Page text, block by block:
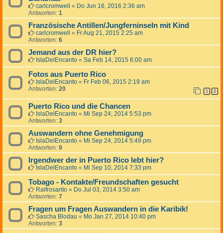
carlcromwell « Do Jun 16, 2016 2:36 am
Antworten: 1
Französische Antillen/Jungferninseln mit Kind
carlcromwell « Fr Aug 21, 2015 2:25 am
Antworten: 6
Jemand aus der DR hier?
IslaDelEncanto « Sa Feb 14, 2015 6:00 am
Fotos aus Puerto Rico
IslaDelEncanto « Fr Feb 06, 2015 2:19 am
Antworten: 20 1 2
Puerto Rico und die Chancen
IslaDelEncanto « Mi Sep 24, 2014 5:53 pm
Antworten: 3
Auswandern ohne Genehmigung
IslaDelEncanto « Mi Sep 24, 2014 5:49 pm
Antworten: 9
Irgendwer der in Puerto Rico lebt hier?
IslaDelEncanto « Mi Sep 10, 2014 7:33 pm
Tobago - Kontakte/Freundschaften gesucht
Ralfrosarito « Do Jul 03, 2014 3:50 am
Antworten: 7
Fragen um Fragen Auswandern in die Karibik!
Sascha Blodau « Mo Jan 27, 2014 10:40 pm
Antworten: 3